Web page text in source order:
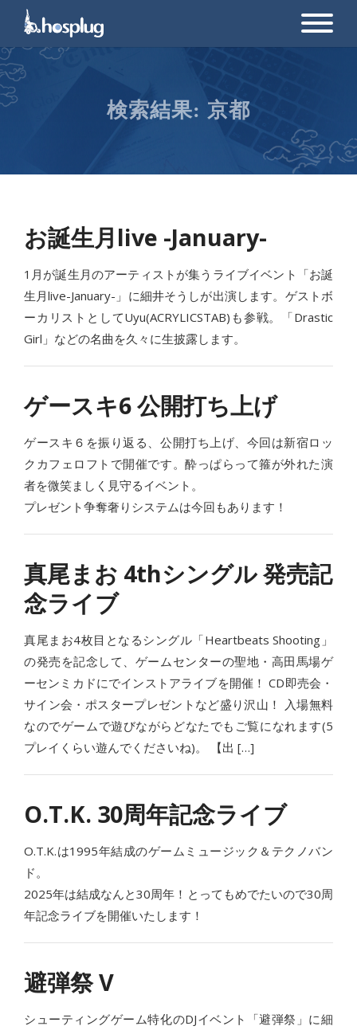
検索結果: 京都
お誕生月live -January-
1月が誕生月のアーティストが集うライブイベント「お誕
生月live-January-」に細井そうしが出演します。ゲストボ
ーカリストとしてUyu(ACRYLICSTAB)も参戦。「Drastic
Girl」などの名曲を久々に生披露します。
ゲースキ6 公開打ち上げ
ゲースキ６を振り返る、公開打ち上げ、今回は新宿ロッ
クカフェロフトで開催です。酔っぱらって箍が外れた演
者を微笑ましく見守るイベント。
プレゼント争奪奢りシステムは今回もあります！
真尾まお 4thシングル 発売記
念ライブ
真尾まお4枚目となるシングル「Heartbeats Shooting」
の発売を記念して、ゲームセンターの聖地・高田馬場ゲ
ーセンミカドにでインストアライブを開催！ CD即売会・
サイン会・ポスタープレゼントなど盛り沢山！ 入場無料
なのでゲームで遊びながらどなたでもご覧になれます(5
プレイくらい遊んでくださいね)。 【出 […]
O.T.K. 30周年記念ライブ
O.T.K.は1995年結成のゲームミュージック＆テクノバン
ド。
2025年は結成なんと30周年！とってもめでたいので30周
年記念ライブを開催いたします！
避弾祭 V
シューティングゲーム特化のDJイベント「避弾祭」に細